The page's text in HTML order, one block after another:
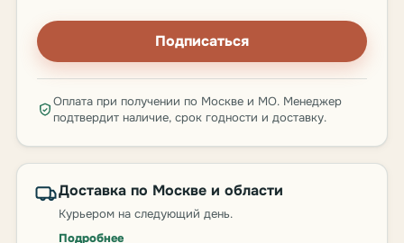
Подписаться
Оплата при получении по Москве и МО. Менеджер
подтвердит наличие, срок годности и доставку.
Доставка по Москве и области
Курьером на следующий день.
Подробнее